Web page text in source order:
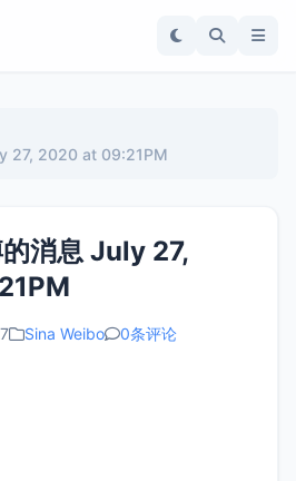
27, 2020 at 09:21PM
消息 July 27,
Sina Weibo 0条评论